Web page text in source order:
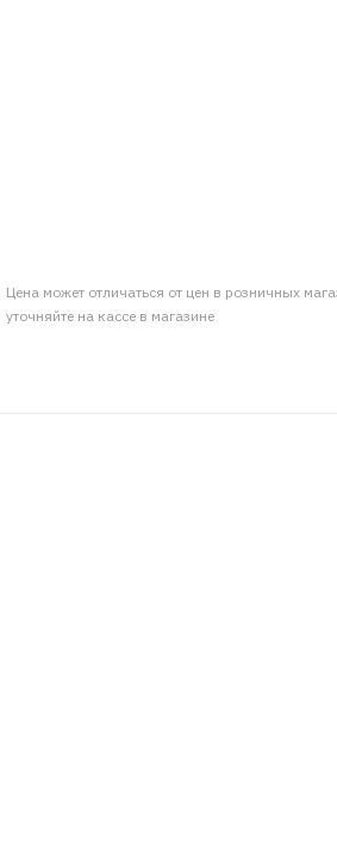
Цена может отличаться от цен в розничных
уточняйте на кассе в магазине